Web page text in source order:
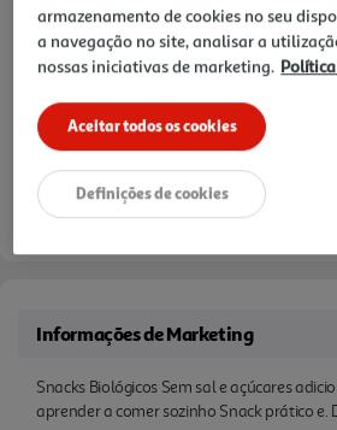
Informações de Marketing
Snacks Biológicos Sem sal e açúcares
aprender a comer sozinho Snack prático e.
armazenamento de cookies no seu
a navegação no site, analisar a
nossas iniciativas de marketing.
Aceitar todos os cookies
Definições de cookies